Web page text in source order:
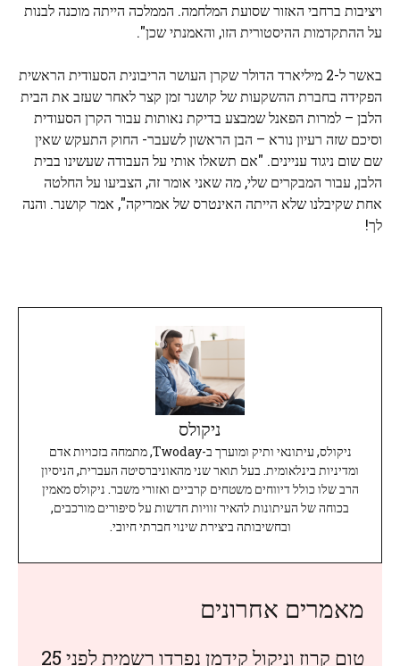
ויציבות ברחבי האזור שסועת המלחמה. הממלכה הייתה מוכנה לבנות
על ההתקדמות ההיסטורית הזו, והאמנתי שכן".
באשר ל-2 מיליארד הדולר שקרן העושר הריבונית הסעודית הראשית
הפקידה בחברת ההשקעות של קושנר זמן קצר לאחר שעזב את הבית
הלבן – למרות הפאנל שמבצע בדיקת נאותות עבור הקרן הסעודית
וסיכם שזה רעיון נורא – הבן הראשון לשעבר- החוק התעקש שאין
שם שום ניגוד עניינים. "אם תשאלו אותי על העבודה שעשינו בבית
הלבן, עבור המבקרים שלי, מה שאני אומר זה, הצביעו על החלטה
אחת שקיבלנו שלא הייתה האינטרס של אמריקה", אמר קושנר. והנה
לך!
ניקולס
ניקולס, עיתונאי ותיק ומוערך ב-Twoday, מתמחה בזכויות אדם
ומדיניות בינלאומית. בעל תואר שני מהאוניברסיטה העברית, הניסיון
הרב שלו כולל דיווחים משטחים קרביים ואזורי משבר. ניקולס מאמין
בכוחה של העיתונות להאיר זוויות חדשות על סיפורים מורכבים,
ובחשיבותה ביצירת שינוי חברתי חיובי.
מאמרים אחרונים
טום קרוז וניקול קידמן נפרדו רשמית לפני 25